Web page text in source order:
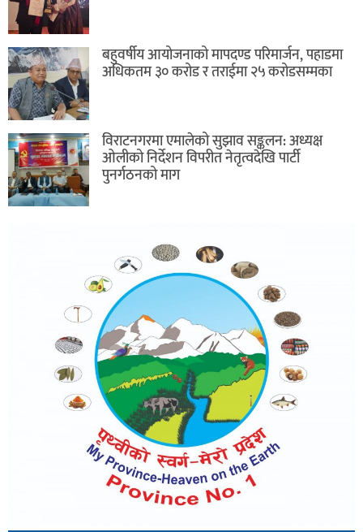
बहुवर्षीय आयोजनाको मापदण्ड परिमार्जन, पहाडमा
अधिकतम ३० करोड र तराईमा २५ करोडसम्मका
विराटनगरमा एमालेको सुझाव सङ्कलन: अध्यक्ष
ओलीको निर्देशन विपरीत नेतृत्वदेखि पार्टी
पुनर्गठनको माग